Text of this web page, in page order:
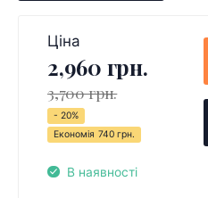
Ціна
2,960 грн.
3,700 грн.
- 20%
Економія 740 грн.
В наявності